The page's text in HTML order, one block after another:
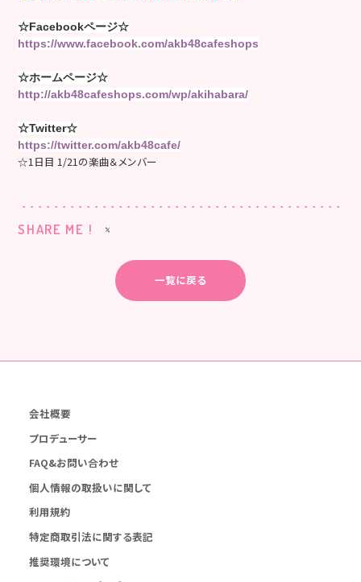
☆Facebookページ☆
https://www.facebook.com/akb48cafeshops
☆ホームページ☆
http://akb48cafeshops.com/wp/akihabara/
☆Twitter☆
https://twitter.com/akb48cafe/
☆1日目 1/21の楽曲＆メンバー
SHARE ME !
一覧に戻る
会社概要
プロデューサー
FAQ&お問い合わせ
個人情報の取扱いに関して
利用規約
特定商取引法に関する表記
推奨環境について